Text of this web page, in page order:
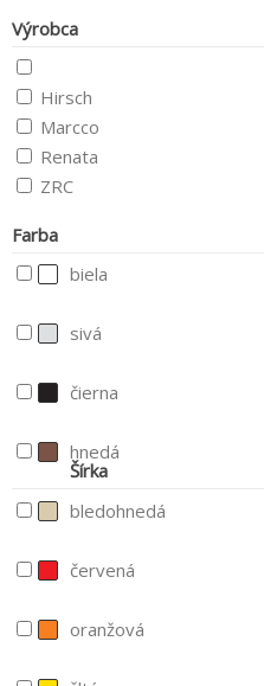
Výrobca
Hirsch
Marcco
Renata
ZRC
Farba
biela
sivá
čierna
hnedá
bledohnedá
červená
oranžová
Šírka